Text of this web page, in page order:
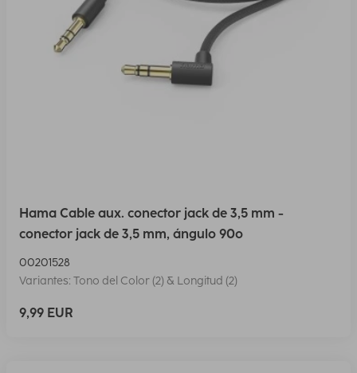
Hama Cable aux. conector jack de 3,5 mm -
conector jack de 3,5 mm, ángulo 90º
00201528
Variantes: Tono del Color (2) & Longitud (2)
9,99 EUR